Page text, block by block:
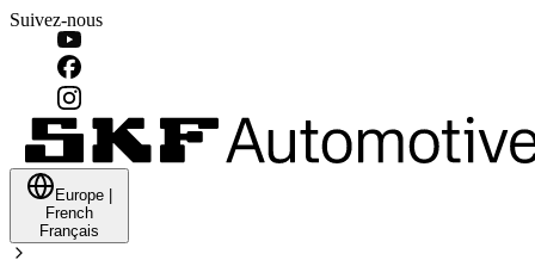
Suivez-nous
Europe
French
Français